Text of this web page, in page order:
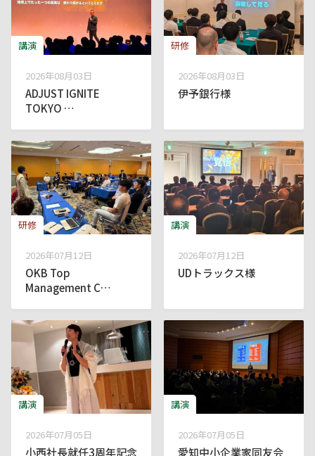
講演
2026年08月03日
ADJUST IGNITE
TOKYO …
研修
2026年08月03日
伊予銀行様
研修
2026年07月12日
OKB Top
Management C…
講演
2026年07月12日
UDトラックス様
講演
2026年07月05日
小西社長就任3周年記念
講演
2026年07月05日
愛知中小企業家同友会